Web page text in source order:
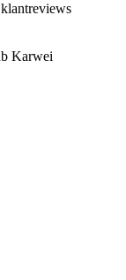
Karwei